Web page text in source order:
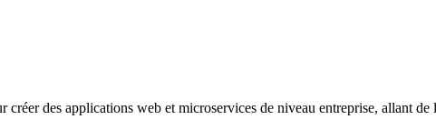
des applications web et microservices de niveau entreprise, allant